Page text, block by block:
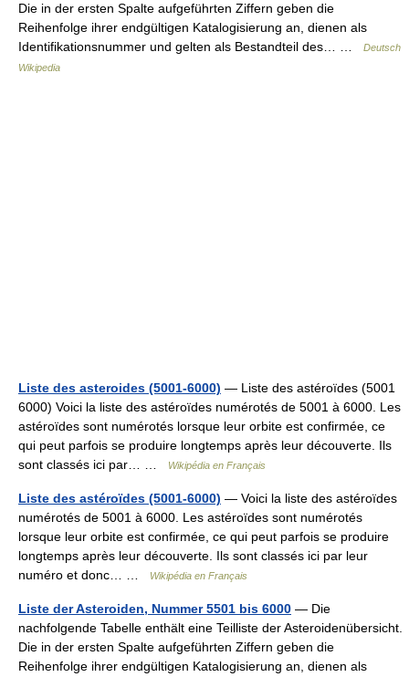
Die in der ersten Spalte aufgeführten Ziffern geben die
Reihenfolge ihrer endgültigen Katalogisierung an, dienen als
Identifikationsnummer und gelten als Bestandteil des… …
Deutsch
Wikipedia
Liste des asteroides (5001-6000) — Liste des astéroïdes (5001
6000) Voici la liste des astéroïdes numérotés de 5001 à 6000. Les
astéroïdes sont numérotés lorsque leur orbite est confirmée, ce
qui peut parfois se produire longtemps après leur découverte. Ils
sont classés ici par… …
Wikipédia en Français
Liste des astéroïdes (5001-6000) — Voici la liste des astéroïdes
numérotés de 5001 à 6000. Les astéroïdes sont numérotés
lorsque leur orbite est confirmée, ce qui peut parfois se produire
longtemps après leur découverte. Ils sont classés ici par leur
numéro et donc… …
Wikipédia en Français
Liste der Asteroiden, Nummer 5501 bis 6000 — Die
nachfolgende Tabelle enthält eine Teilliste der Asteroidenübersicht.
Die in der ersten Spalte aufgeführten Ziffern geben die
Reihenfolge ihrer endgültigen Katalogisierung an, dienen als